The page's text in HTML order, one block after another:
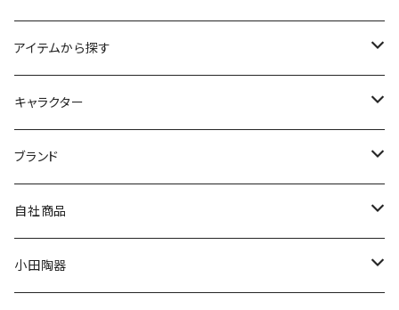
アイテムから探す
九谷焼
マグ＆カップ
プレート
ボウル
キャラクター
ムーミン
80th記念アイテム
リトルミイの日記念アイテム
MOOMIN ANIMATION
スヌーピー
ブランド
LA AMYS(エミーズ)
LISA LARSON(リサラーソン)
自社商品
ねこ企画
小田陶器